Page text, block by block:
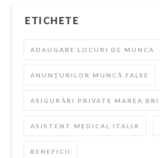
ETICHETE
ADAUGARE LOCURI DE MUNCA
ANUNȚURILOR MUNCĂ FALSE
ASIGURĂRI PRIVATE MAREA
ASISTENT MEDICAL ITALIA
BENEFICII